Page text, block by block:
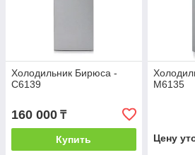
Холодильник Бирюса -
C6139
160 000 ₸
Купить
М6135
Цену